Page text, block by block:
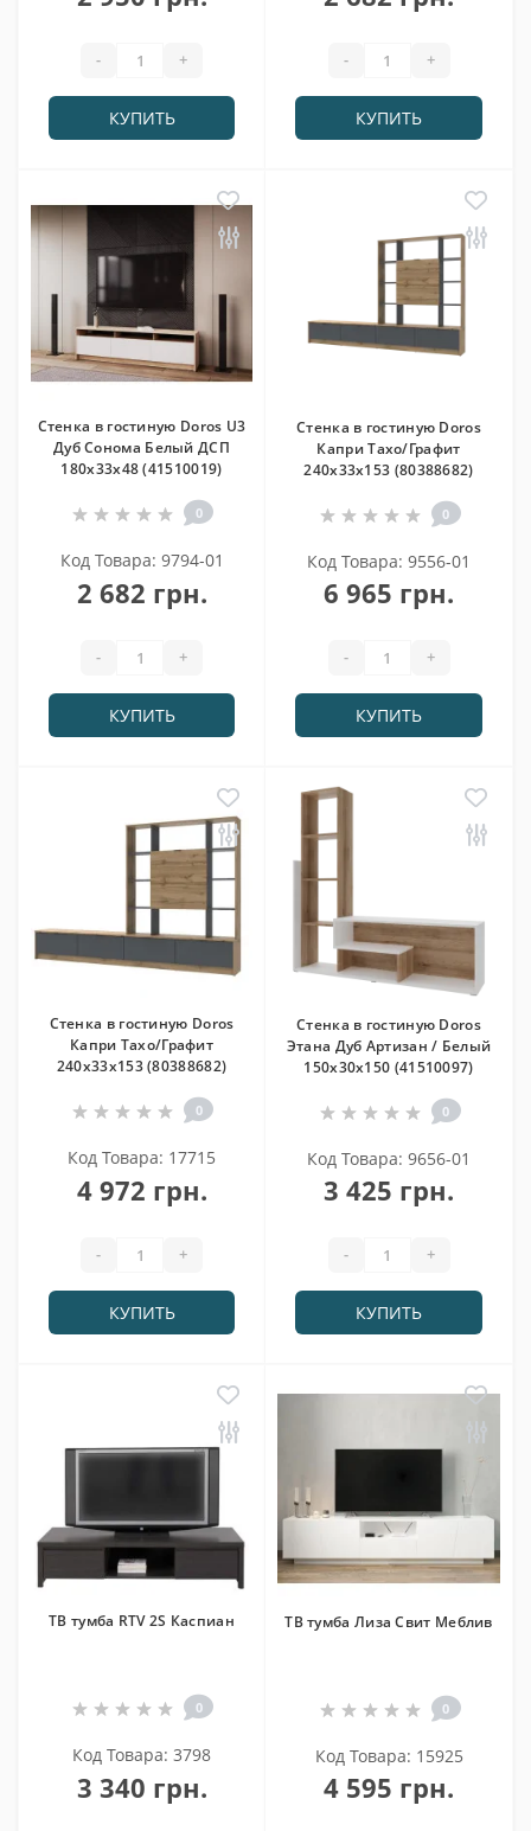
- +
КУПИТЬ
- +
КУПИТЬ
Стенка в гостиную Doros U3
Дуб Сонома Белый ДСП
180х33х48 (41510019)
0
Код Товара: 9794-01
2 682 грн.
- +
КУПИТЬ
Стенка в гостиную Doros
Капри Тахо/Графит
240х33х153 (80388682)
0
Код Товара: 9556-01
6 965 грн.
- +
КУПИТЬ
Стенка в гостиную Doros
Капри Тахо/Графит
240х33х153 (80388682)
0
Код Товара: 17715
4 972 грн.
- +
КУПИТЬ
Стенка в гостиную Doros
Этана Дуб Артизан / Белый
150х30х150 (41510097)
0
Код Товара: 9656-01
3 425 грн.
- +
КУПИТЬ
ТВ тумба RTV 2S Каспиан
0
Код Товара: 3798
3 340 грн.
ТВ тумба Лиза Свит Меблив
0
Код Товара: 15925
4 595 грн.